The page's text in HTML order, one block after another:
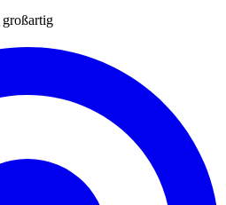
großartig